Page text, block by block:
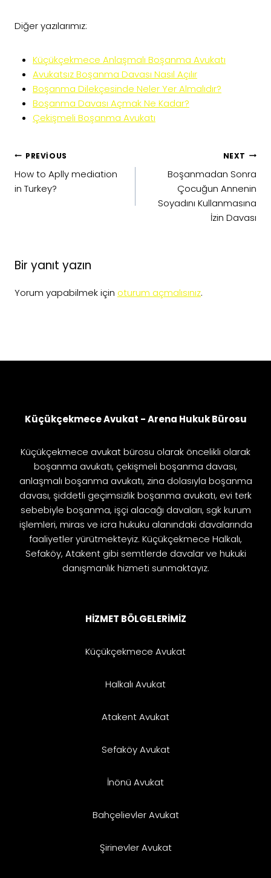
Diğer yazılarımız:
Küçükçekmece Anlaşmalı Boşanma Avukatı
Avukatsız Boşanma Davası Nasıl Açılır
Boşanma Dilekçesinde Neler Yer Almalıdır?
Boşanma Davası Açmak Ne Kadar?
Çekişmeli Boşanma Avukatı
Yazı
gezinmesi
PREVIOUS
How to Aplly mediation
in Turkey?
NEXT
Boşanmadan Sonra
Çocuğun Annenin
Soyadını Kullanmasına
İzin Davası
Bir yanıt yazın
Yorum yapabilmek için oturum açmalısınız.
Küçükçekmece Avukat - Arena Hukuk Bürosu
Küçükçekmece avukat bürosu olarak öncelikli olarak
boşanma avukatı, çekişmeli boşanma davası,
anlaşmalı boşanma avukatı, zina dolasıyla boşanma
davası, şiddetli geçimsizlik boşanma avukatı, evi terk
sebebiyle boşanma, işçi alacağı davaları, sgk kurum
işlemleri, miras ve icra hukuku alanındaki davalarında
faaliyetler yürütmekteyiz. Küçükçekmece Halkalı,
Sefaköy, Atakent gibi semtlerde davalar ve hukuki
danışmanlık hizmeti sunmaktayız.
HİZMET BÖLGELERİMİZ
Küçükçekmece Avukat
Halkalı Avukat
Atakent Avukat
Sefaköy Avukat
İnönü Avukat
Bahçelievler Avukat
Şirinevler Avukat